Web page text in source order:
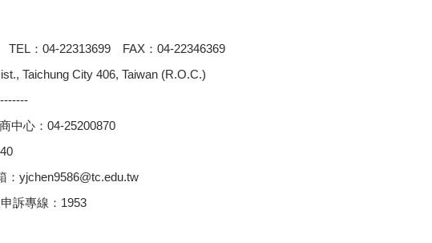
：04-22313699 FAX：04-22346369
Taichung City 406, Taiwan (R.O.C.)
心：04-25200870
yjchen9586@tc.edu.tw
訴專線：1953